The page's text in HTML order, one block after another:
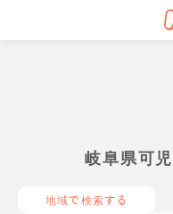
岐阜県可
地域で検索する